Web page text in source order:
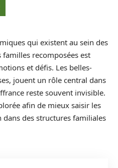
qui existent au sein des
recomposées est
et défis. Les belles-
jouent un rôle central dans
reste souvent invisible.
afin de mieux saisir les
des structures familiales